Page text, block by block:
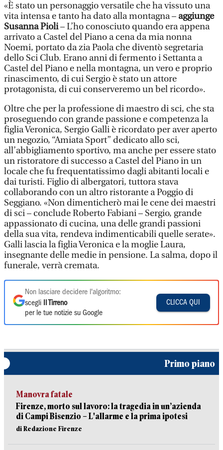
«È stato un personaggio versatile che ha vissuto una
vita intensa e tanto ha dato alla montagna – aggiunge
Susanna Pioli– L’ho conosciuto quando era appena
arrivato a Castel del Piano a cena da mia nonna
Noemi, portato da zia Paola che diventò segretaria
dello Sci Club. Erano anni di fermento i Settanta a
Castel del Piano e nella montagna, un vero e proprio
rinascimento, di cui Sergio è stato un attore
protagonista, di cui conserveremo un bel ricordo».
Oltre che per la professione di maestro di sci, che sta
proseguendo con grande passione e competenza la
figlia Veronica, Sergio Galli è ricordato per aver aperto
un negozio, “Amiata Sport” dedicato allo sci,
all’abbigliamento sportivo, ma anche per essere stato
un ristoratore di successo a Castel del Piano in un
locale che fu frequentatissimo dagli abitanti locali e
dai turisti. Figlio di albergatori, tuttora stava
collaborando con un altro ristorante a Poggio di
Seggiano. «Non dimenticherò mai le cene dei maestri
di sci – conclude Roberto Fabiani – Sergio, grande
appassionato di cucina, una delle grandi passioni
della sua vita, rendeva indimenticabili quelle serate».
Galli lascia la figlia Veronica e la moglie Laura,
insegnante delle medie in pensione. La salma, dopo il
funerale, verrà cremata.
Non lasciare decidere l'algoritmo:
scegli
Il Tirreno
per le tue notizie su Google
CLICCA QUI
Primo piano
Manovra fatale
Firenze, morto sul lavoro: la tragedia in un’azienda
di Campi Bisenzio – L'allarme e la prima ipotesi
di Redazione Firenze